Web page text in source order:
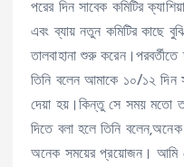
পরের দিন সাবেক কমিটির
এবং ব্যায় নতুন কমিটির কাছে
তালবাহানা শুরু
তিনি বলেন আমাকে ১০/১২
দেয়া হয়।কিন্তু সে সময় মতো
দিতে বলা হলে তিনি
অনেক সময়ের প্রয়োজন। আমি